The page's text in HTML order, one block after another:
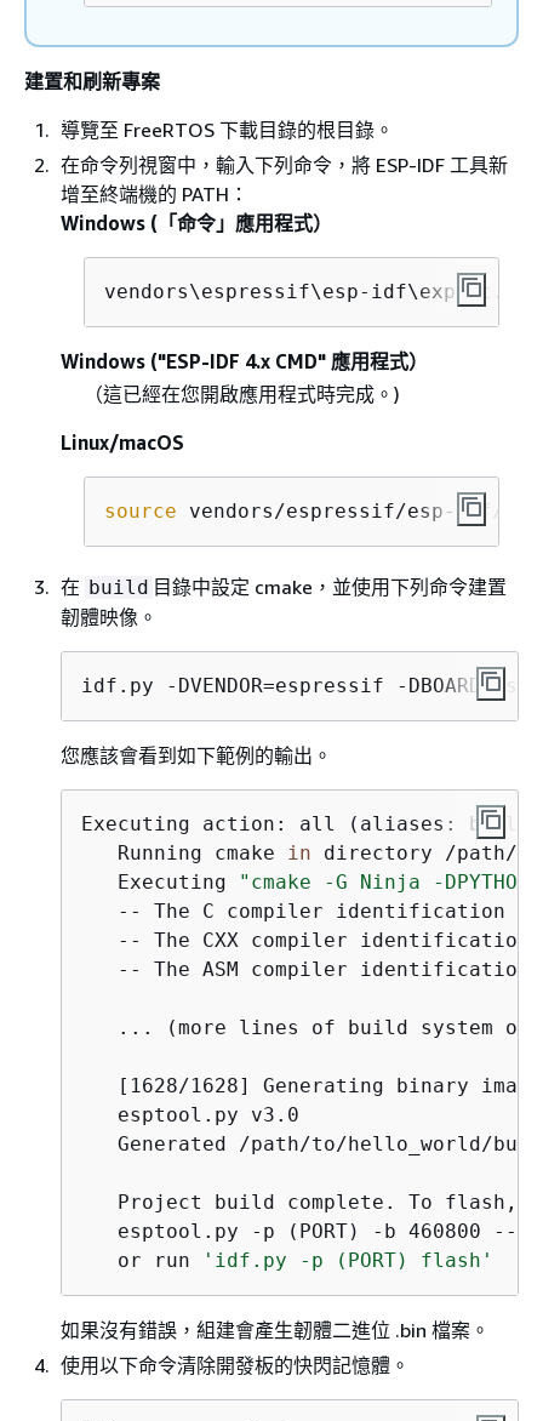
建置和刷新專案
導覽至 FreeRTOS 下載目錄的根目錄。
在命令列視窗中，輸入下列命令，將 ESP-IDF 工具新
增至終端機的 PATH：
Windows (「命令」應用程式）
vendors\espressif\esp-idf\export.bat
Windows ("ESP-IDF 4.x CMD" 應用程式）
（這已經在您開啟應用程式時完成。)
Linux/macOS
source vendors/espressif/esp-idf/
在 build 目錄中設定 cmake，並使用下列命令建置
韌體映像。
idf.py -DVENDOR=espressif -
您應該會看到如下範例的輸出。
Executing action: all (aliases: build)
   Running cmake
in directory /path/
   Executing
"cmake -G Ninja -
-- The C compiler identification
-- The CXX compiler identification
-- The ASM compiler identification
... (more lines of build system
[1628/1628] Generating binary
   esptool.py v3.0
Generated /path/to/hello_world/
Project build complete. To flash,
esptool.py -p (PORT) -b 460800 --
   or run
'idf.py -p (PORT) flash'
如果沒有錯誤，組建會產生韌體二進位 .bin 檔案。
使用以下命令清除開發板的快閃記憶體。